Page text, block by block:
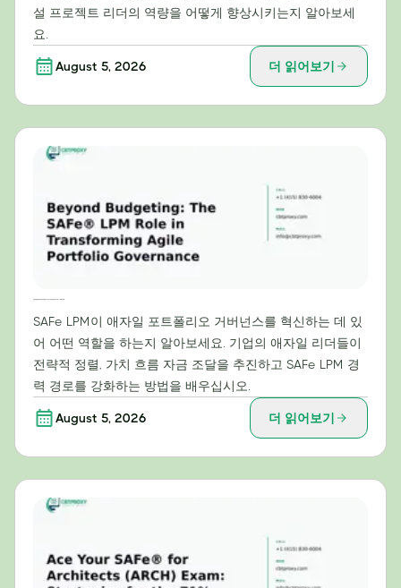
설 프로젝트 리더의 역량을 어떻게 향상시키는지 알아보세
요.
August 5, 2026 더 읽어보기
SAFe LPM이 애자일 포트폴리오 거버넌스를 혁신하는 데 있
어 어떤 역할을 하는지 알아보세요. 기업의 애자일 리더들이
전략적 정렬, 가치 흐름 자금 조달을 추진하고 SAFe LPM 경
력 경로를 강화하는 방법을 배우십시오.
August 5, 2026 더 읽어보기